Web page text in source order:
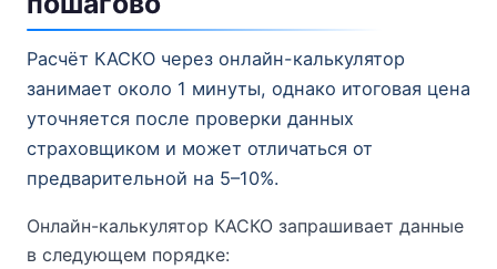
Расчёт КАСКО через онлайн-калькулятор
занимает около 1 минуты, однако итоговая цена
уточняется после проверки данных
страховщиком и может отличаться от
предварительной на 5–10%.
Онлайн-калькулятор КАСКО запрашивает данные
в следующем порядке: